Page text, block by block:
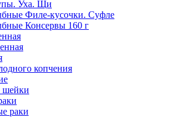
Уха. Щи
Филе-кусочки. Суфле
Консервы 160 г
копчения
шейки
раки